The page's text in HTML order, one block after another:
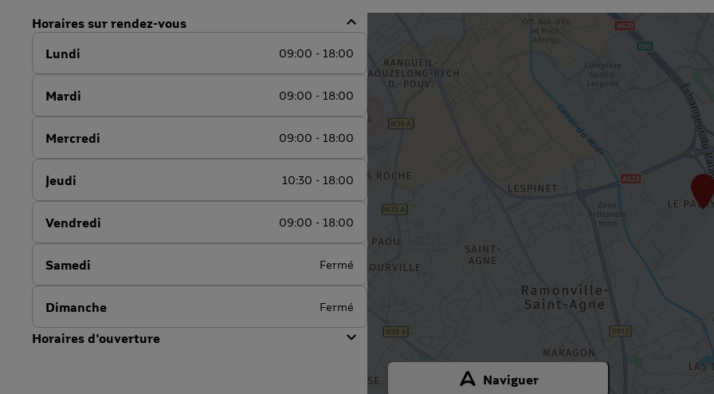
Horaires sur rendez-vous
Lundi 09:00 - 18:00
Mardi 09:00 - 18:00
Mercredi 09:00 - 18:00
Jeudi 10:30 - 18:00
Vendredi 09:00 - 18:00
Samedi Fermé
Dimanche Fermé
Horaires d'ouverture
Naviguer